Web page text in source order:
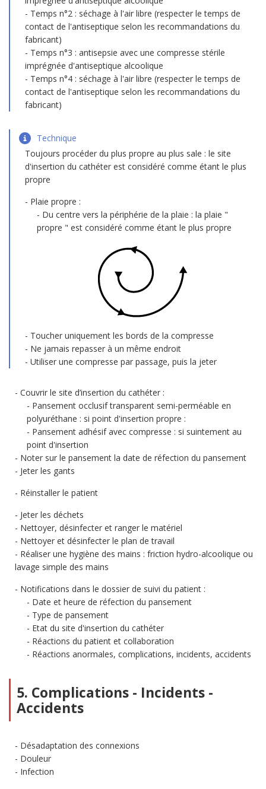
Temps n°2 : séchage à l'air libre (respecter le temps de
contact de l'antiseptique selon les recommandations du
fabricant)
Temps n°3 : antisepsie avec une compresse stérile
imprégnée d'antiseptique alcoolique
Temps n°4 : séchage à l'air libre (respecter le temps de
contact de l'antiseptique selon les recommandations du
fabricant)
Technique
Toujours procéder du plus propre au plus sale : le site
d'insertion du cathéter est considéré comme étant le plus
propre
Plaie propre :
Du centre vers la périphérie de la plaie : la plaie "
propre " est considéré comme étant le plus propre
Toucher uniquement les bords de la compresse
Ne jamais repasser à un même endroit
Utiliser une compresse par passage, puis la jeter
Couvrir le site d’insertion du cathéter :
Pansement occlusif transparent semi-perméable en
polyuréthane : si point d'insertion propre :
Pansement adhésif avec compresse : si suintement au
point d'insertion
Noter sur le pansement la date de réfection du pansement
Jeter les gants
Réinstaller le patient
Jeter les déchets
Nettoyer, désinfecter et ranger le matériel
Nettoyer et désinfecter le plan de travail
Réaliser une hygiène des mains : friction hydro-alcoolique ou
lavage simple des mains
Notifications dans le dossier de suivi du patient :
Date et heure de réfection du pansement
Type de pansement
Etat du site d'insertion du cathéter
Réactions du patient et collaboration
Réactions anormales, complications, incidents, accidents
5. Complications - Incidents -
Accidents
Désadaptation des connexions
Douleur
Infection